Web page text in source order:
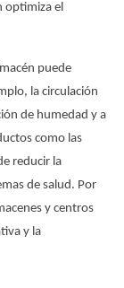
optimiza el
puede
la circulación
de humedad y a
como las
reducir la
de salud. Por
y centros
y la